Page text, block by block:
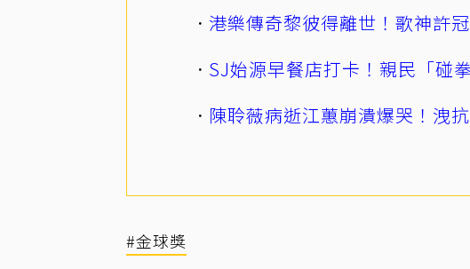
港樂傳奇黎彼得離世！歌神許
SJ始源早餐店打卡！親民「碰
陳聆薇病逝江蕙崩潰爆哭！洩
#金球獎